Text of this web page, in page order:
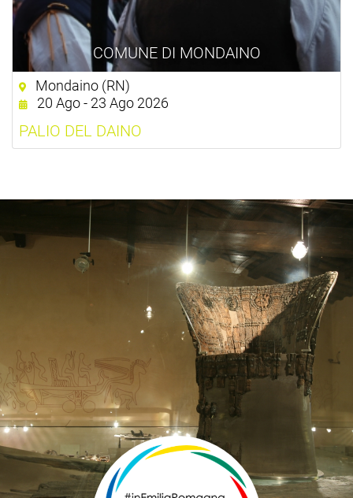
COMUNE DI MONDAINO
Mondaino (RN)
20 Ago - 23 Ago 2026
PALIO DEL DAINO